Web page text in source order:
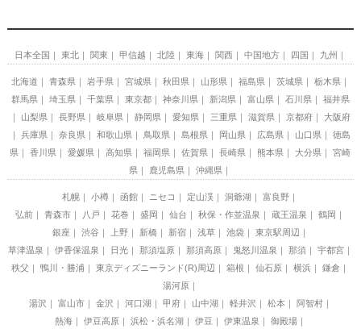
日本全国 東北 関東 甲信越 北陸 東海 関西 中国地方 四国 九州
北海道 青森県 岩手県 宮城県 秋田県 山形県 福島県 茨城県
栃木県
群馬県
埼玉県 千葉県 東京都 神奈川県 新潟県 富山県 石川県
福井県
山梨県
長野県 岐阜県 静岡県 愛知県 三重県 滋賀県 京都府
大阪府
兵庫県
奈良県 和歌山県 鳥取県 島根県 岡山県 広島県 山口県
徳島
県
香川県 愛媛県 高知県 福岡県 佐賀県 長崎県 熊本県 大分県
宮崎
県
鹿児島県 沖縄県
札幌 小樽 函館 ニセコ 定山渓 洞爺湖
富良野
弘前
青森市 八戸 花巻 盛岡 仙台 秋保・作並温泉 蔵王温泉
鶴岡
銀座
渋谷 上野 新橋 新宿 浅草 池袋
東京駅周辺
草津温泉
伊香保温泉 日光 那須塩原 那須高原 鬼怒川温泉 那須
宇都宮
秩父
鴨川・勝浦 東京ディズニーランド(R)周辺 箱根 仙石原 横浜
鎌倉
湯河原
湯沢
富山市 金沢 河口湖 甲府 山中湖 軽井沢 松本
阿智村
熱海
伊豆高原 浜松・浜名湖 伊豆 伊東温泉 御殿場